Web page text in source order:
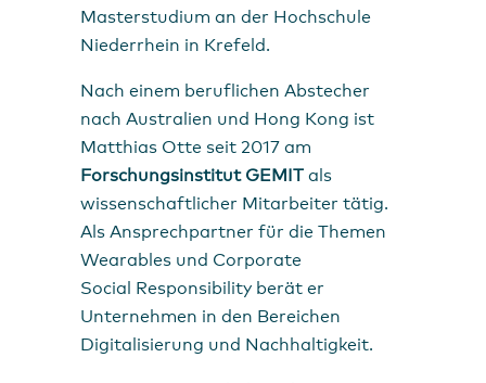
Masterstudium an der Hochschule
Niederrhein in Krefeld.
Nach einem beruflichen Abstecher
nach Australien und Hong Kong ist
Matthias Otte seit 2017 am
Forschungsinstitut GEMITals
wissenschaftlicher Mitarbeiter tätig.
Als Ansprechpartner für die Themen
Wearables und Corporate
Social Responsibility berät er
Unternehmen in den Bereichen
Digitalisierung und Nachhaltigkeit.